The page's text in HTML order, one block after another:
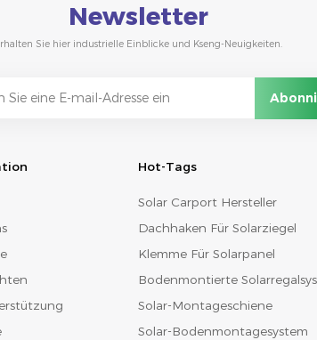
Newsletter
Sie hier industrielle Einblicke und Kseng-Neuigkeiten.
Hot-Tags
Solar Carport Hersteller
Dachhaken Für Solarziegel
Klemme Für Solarpanel
Bodenmontierte
Solar-Montageschiene
Solar-Bodenmontagesystem